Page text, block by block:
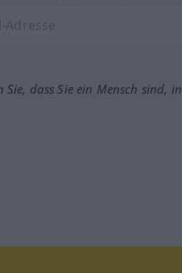
Sie, dass Sie ein Mensch sind,